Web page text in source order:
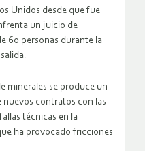
Unidos desde que fue
un juicio de
60 personas durante la
minerales se produce un
contratos con las
técnicas en la
ha provocado fricciones